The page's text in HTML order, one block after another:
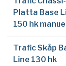
Platta Base
150 hk manuell
Trafic Skåp
Line 130 hk